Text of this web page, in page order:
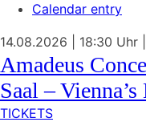
Calendar entry
14.08.2026 | 18:30 Uhr
Amadeus
Saal –
TICKETS